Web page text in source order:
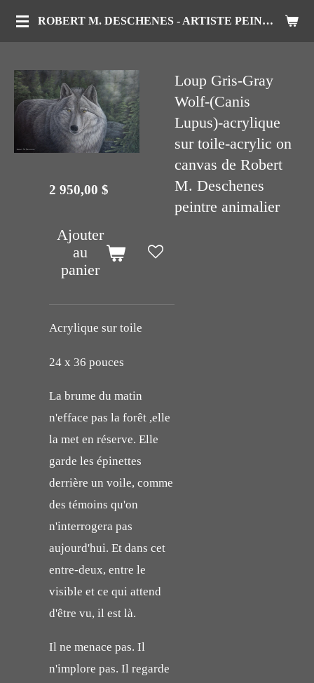
Passer
au
principal
ROBERT M. DESCHENES - ARTISTE PEINTRE ANIMALIER
Loup Gris-Gray
Wolf-(Canis
Lupus)-acrylique
sur toile-acrylic on
canvas de Robert
M. Deschenes
peintre animalier
2 950,00 $
Ajouter
au
panier
Acrylique sur toile
24 x 36 pouces
La brume du matin
n'efface pas la forêt ,elle
la met en réserve. Elle
garde les épinettes
derrière un voile, comme
des témoins qu'on
n'interrogera pas
aujourd'hui. Et dans cet
entre-deux, entre le
visible et ce qui attend
d'être vu, il est là.
Il ne menace pas. Il
n'implore pas. Il regarde